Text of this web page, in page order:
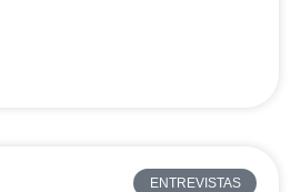
ENTREVISTAS